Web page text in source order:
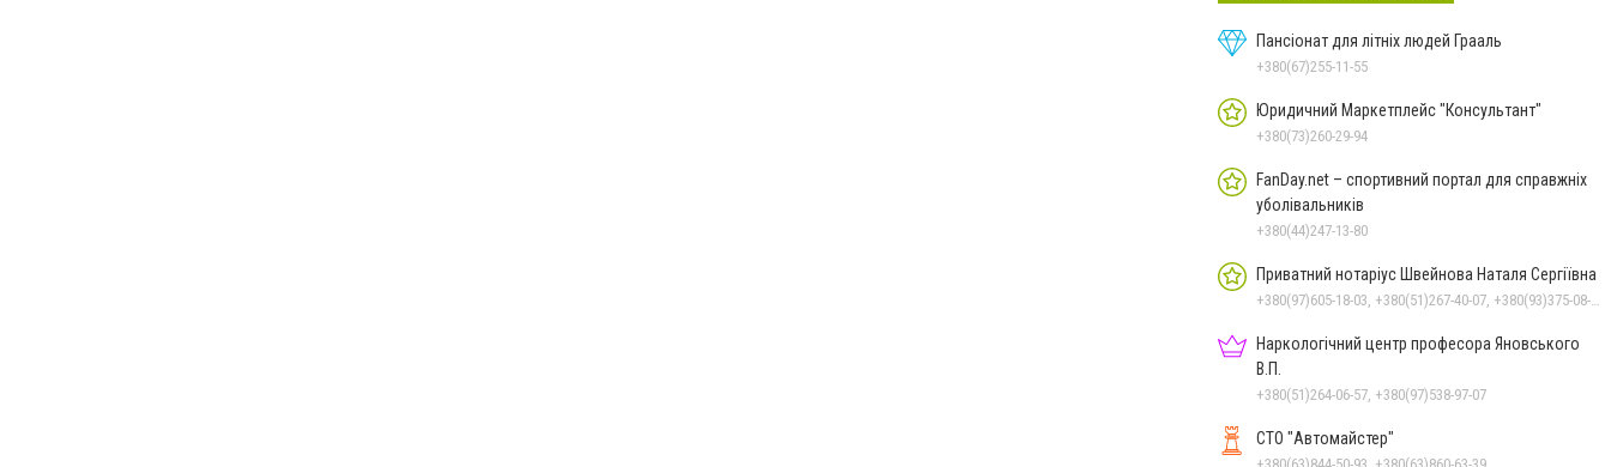
Пансіонат для літніх людей Грааль
+380(67)255-11-55
Юридичний Маркетплейс "Консультант"
+380(73)260-29-94
FanDay.net – спортивний портал для справжніх
уболівальників
+380(44)247-13-80
Приватний нотаріус Швейнова Наталя Сергіївна
Наркологічний центр професора Яновського
В.П.
+380(51)264-06-57, +380(97)538-97-07
СТО "Автомайстер"